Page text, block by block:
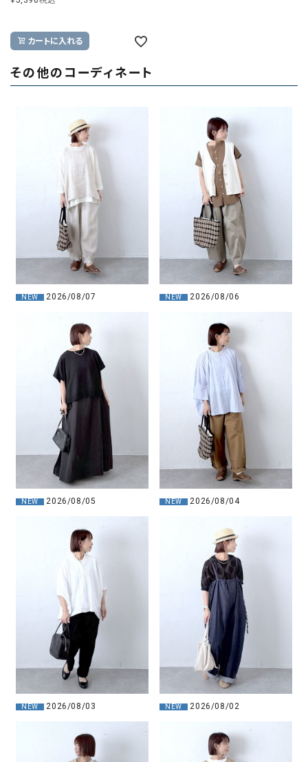
カートに入れる
その他のコーディネート
NEW 2026/08/07 NEW 2026/08/06
NEW 2026/08/05 NEW 2026/08/04
NEW 2026/08/03 NEW 2026/08/02